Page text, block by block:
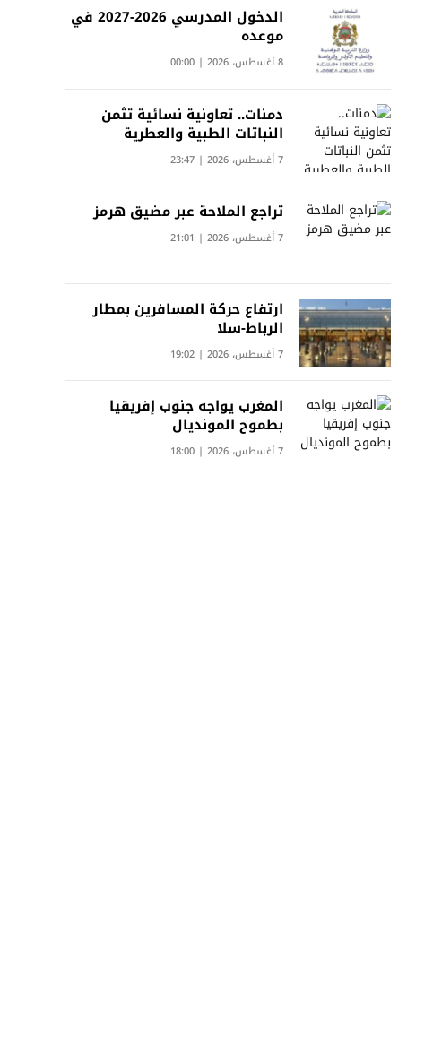
الدخول المدرسي 2026-2027 في
موعده
8 أغسطس، 2026 | 00:00
دمنات.. تعاونية نسائية تثمن
النباتات الطبية والعطرية
7 أغسطس، 2026 | 23:47
تراجع الملاحة عبر مضيق هرمز
7 أغسطس، 2026 | 21:01
ارتفاع حركة المسافرين بمطار
الرباط-سلا
7 أغسطس، 2026 | 19:02
المغرب يواجه جنوب إفريقيا
بطموح المونديال
7 أغسطس، 2026 | 18:00